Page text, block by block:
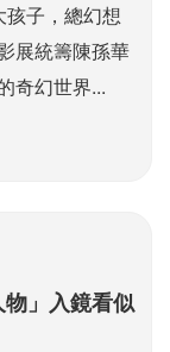
子，總幻想
展統籌陳孫華
奇幻世界...
」入鏡看似